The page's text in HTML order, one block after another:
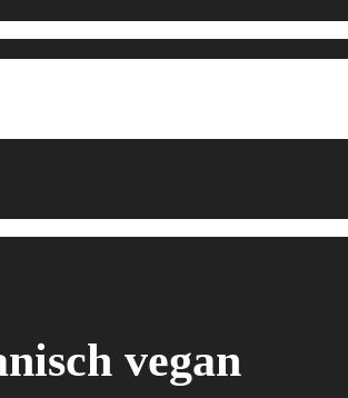
vegan